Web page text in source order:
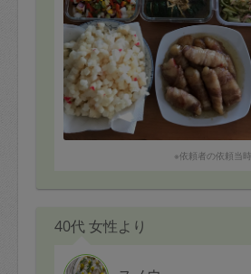
※依頼者の依頼当
40代 女性より